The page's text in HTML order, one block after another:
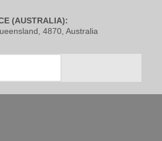
(AUSTRALIA):
4870, Australia